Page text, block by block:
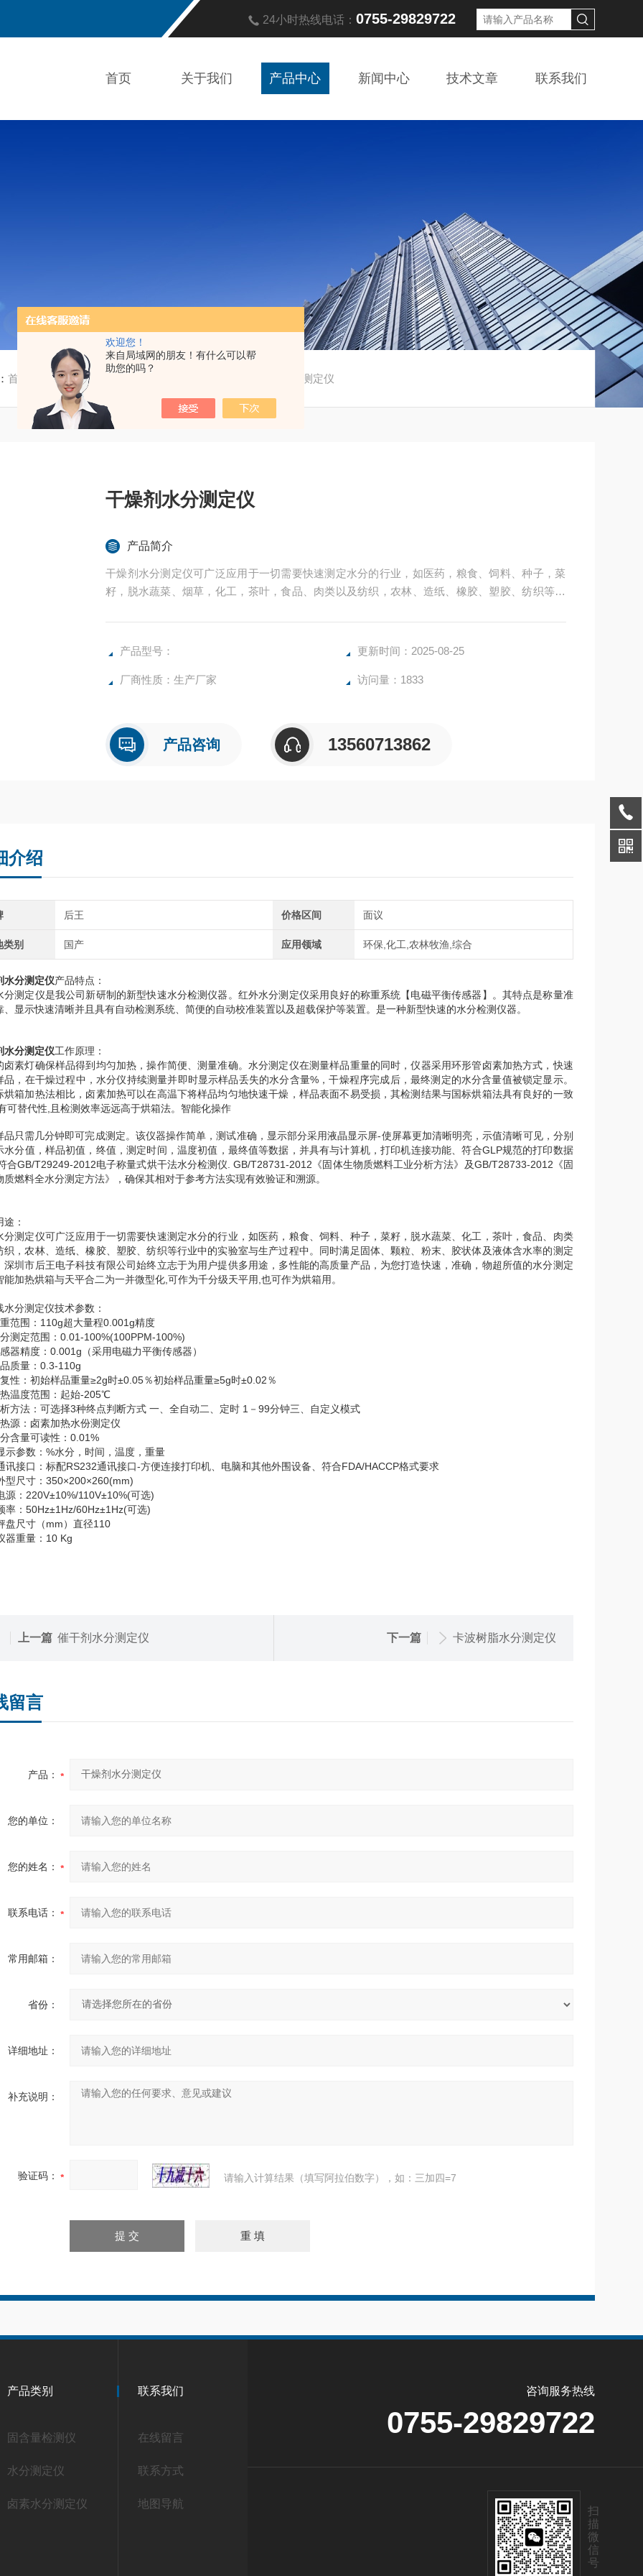
欢迎您！
来自局域网的朋友！有什么可以帮
助您的吗？
24小时热线电话： 0755-29829722
首页 关于我们 产品中心 新闻中心 技术文章 联系我们
首页 产品中心/ / 干燥剂水分测定仪
干燥剂水分测定仪
产品简介
干燥剂水分测定仪可广泛应用于一切需要快速测定水分的行业，如医药，粮食、饲料、种子，菜
籽，脱水蔬菜、烟草，化工，茶叶，食品、肉类以及纺织，农林、造纸、橡胶、塑胶、纺织等行
速，准确，物超所值的水分测定仪**。
产品型号： 更新时间：2025-08-25
厂商性质：生产厂家 访问量：1833
产品咨询 13560713862
介绍
后王 价格区间 面议
类别 国产 应用领域 环保,化工,农林牧渔,综合
水分测定仪产品特点：
分测定仪是我公司新研制的新型快速水分检测仪器。红外水分测定仪采用良好的称重系统【电磁平衡传感器】。其特点是称量准
、显示快速清晰并且具有自动检测系统、简便的自动校准装置以及超载保护等装置。是一种新型快速的水分检测仪器。
水分测定仪工作原理：
卤素灯确保样品得到均匀加热，操作简便、测量准确。水分测定仪在测量样品重量的同时，仪器采用环形管卤素加热方式，快速
品，在干燥过程中，水分仪持续测量并即时显示样品丢失的水分含量%，干燥程序完成后，最终测定的水分含量值被锁定显示。
烘箱加热法相比，卤素加热可以在高温下将样品均匀地快速干燥，样品表面不易受损，其检测结果与国标烘箱法具有良好的一致
可替代性,且检测效率远远高于烘箱法。智能化操作
品只需几分钟即可完成测定。该仪器操作简单，测试准确，显示部分采用液晶显示屏-使屏幕更加清晰明亮，示值清晰可见，分别
水分值，样品初值，终值，测定时间，温度初值，最终值等数据，并具有与计算机，打印机连接功能、符合GLP规范的打印数据
合GB/T29249-2012电子称量式烘干法水分检测仪. GB/T28731-2012《固体生物质燃料工业分析方法》及GB/T28733-2012《固
质燃料全水分测定方法》，确保其相对于参考方法实现有效验证和溯源。
：
分测定仪可广泛应用于一切需要快速测定水分的行业，如医药，粮食、饲料、种子，菜籽，脱水蔬菜、化工，茶叶，食品、肉类
织，农林、造纸、橡胶、塑胶、纺织等行业中的实验室与生产过程中。同时满足固体、颗粒、粉末、胶状体及液体含水率的测定
深圳市后王电子科技有限公司始终立志于为用户提供多用途，多性能的高质量产品，为您打造快速，准确，物超所值的水分测定
能加热烘箱与天平合二为一并微型化,可作为千分级天平用,也可作为烘箱用。
水分测定仪技术参数：
范围：110g超大量程0.001g精度
测定范围：0.01-100%(100PPM-100%)
器精度：0.001g（采用电磁力平衡传感器）
质量：0.3-110g
性：初始样品重量≥2g时±0.05％初始样品重量≥5g时±0.02％
温度范围：起始-205℃
方法：可选择3种终点判断方式 一、全自动二、定时 1－99分钟三、自定义模式
源：卤素加热水份测定仪
含量可读性：0.01%
示参数：%水分，时间，温度，重量
讯接口：标配RS232通讯接口-方便连接打印机、电脑和其他外围设备、符合FDA/HACCP格式要求
型尺寸：350×200×260(mm)
源：220V±10%/110V±10%(可选)
率：50Hz±1Hz/60Hz±1Hz(可选)
盘尺寸（mm）直径110
器重量：10 Kg
上一篇 催干剂水分测定仪 下一篇 卡波树脂水分测定仪
留言
产品：
您的单位：
您的姓名：
联系电话：
常用邮箱：
省份：
详细地址：
补充说明：
验证码： 请输入计算结果（填写阿拉伯数字），如：三加四=7
产品类别
固含量检测仪
水分测定仪
卤素水分测定仪
联系我们
在线留言
联系方式
地图导航
咨询服务热线
0755-29829722
扫
描
微
信
号